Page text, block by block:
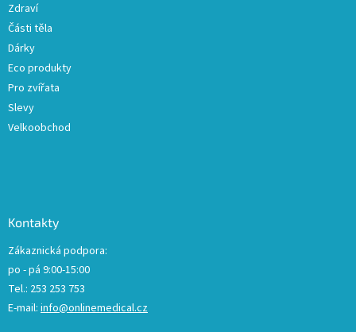
Zdraví
Části těla
Dárky
Eco produkty
Pro zvířata
Slevy
Velkoobchod
Kontakty
Zákaznická podpora:
po - pá 9:00-15:00
Tel.: 253 253 753
E-mail: info@onlinemedical.cz